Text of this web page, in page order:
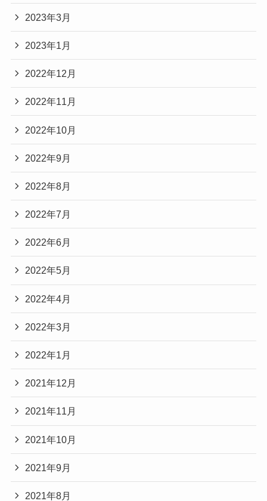
2023年3月
2023年1月
2022年12月
2022年11月
2022年10月
2022年9月
2022年8月
2022年7月
2022年6月
2022年5月
2022年4月
2022年3月
2022年1月
2021年12月
2021年11月
2021年10月
2021年9月
2021年8月